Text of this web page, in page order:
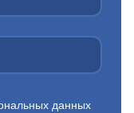
данных